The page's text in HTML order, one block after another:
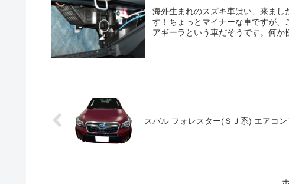
海外生まれのスズキ車はい、来まし
す！ちょっとマイナーな車ですが
アギーラという車だそうです。何か
スバル フォレスター(ＳＪ系) エアコ